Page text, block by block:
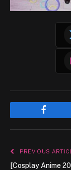
PREVIOUS
[Cosplay Anime